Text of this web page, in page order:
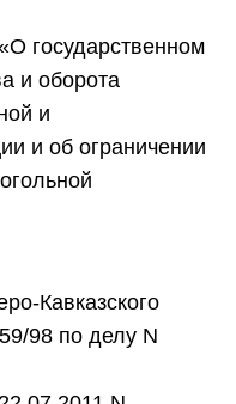
государственном
и оборота
и
и об ограничении
Кавказского
98 по делу N